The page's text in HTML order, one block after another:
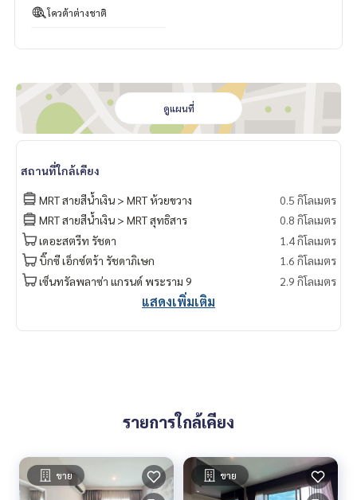
Fully furnished
โควต้าต่างชาติ
ดูแผนที่
สถานที่ใกล้เคียง
MRT สายสีน้ำเงิน > MRT ห้วยขวาง
0.5 กิโลเมตร
MRT สายสีน้ำเงิน > MRT สุทธิสาร
0.8 กิโลเมตร
เดอะสตรีท รัชดา
1.4 กิโลเมตร
บิ๊กซี เอ็กซ์ตร้า รัชดาภิเษก
1.6 กิโลเมตร
เซ็นทรัลพลาซ่า แกรนด์ พระราม 9
2.9 กิโลเมตร
แสดงเพิ่มเติม
รายการใกล้เคียง
ขาย ขาย